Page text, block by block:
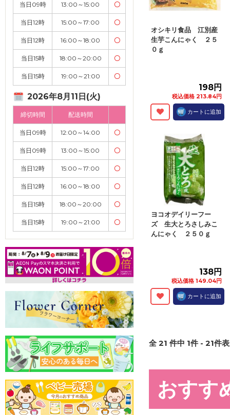
当日09時 13:00～15:00 〇
当日12時 15:00～17:00 〇
当日12時 16:00～18:00 〇
当日15時 18:00～20:00 〇
当日15時 19:00～21:00 〇
2026年8月11日(火)
締切時間 配送時間
当日09時 12:00～14:00 〇
当日09時 13:00～15:00 〇
当日12時 15:00～17:00 〇
当日12時 16:00～18:00 〇
当日15時 18:00～20:00 〇
当日15時 19:00～21:00 〇
オシキリ食品 江別産
生芋こんにゃく ２５
０ｇ
198円
税込価格 213.84円
カートに追加
ヨコオデイリーフー
ズ 生大とろさしみこ
んにゃく ２５０ｇ
138円
税込価格 149.04円
カートに追加
全21 件中 1件 - 21件
おすす